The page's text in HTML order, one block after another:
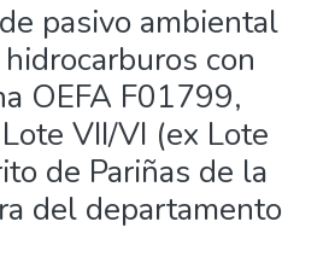
pasivo ambiental
con
OEFA F01799,
VII/VI (ex Lote
de Pariñas de la
del departamento